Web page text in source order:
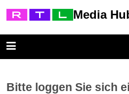
Media
Bitte loggen Sie sich